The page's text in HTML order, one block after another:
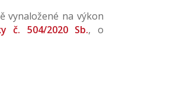
vynaložené na výkon
č. 504/2020 Sb., o